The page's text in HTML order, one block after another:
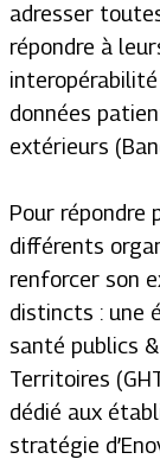
adresser
répondre à
données
extérieurs
Pour répondre
différents
renforcer son
distincts : une
santé publics
Territoires
dédié aux
stratégie